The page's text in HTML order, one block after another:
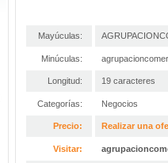
Mayúculas:
Minúculas:
Longitud: 19 caracteres
Categorías: Negocios
Precio: Realizar una
Visitar: